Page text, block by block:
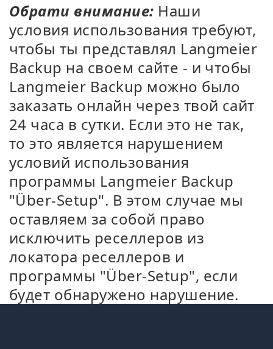
Обрати внимание: Наши
условия использования требуют,
чтобы ты представлял Langmeier
Backup на своем сайте - и чтобы
Langmeier Backup можно было
заказать онлайн через твой сайт
24 часа в сутки. Если это не так,
то это является нарушением
условий использования
программы Langmeier Backup
"Über-Setup". В этом случае мы
оставляем за собой право
исключить реселлеров из
локатора реселлеров и
программы "Über-Setup", если
будет обнаружено нарушение.